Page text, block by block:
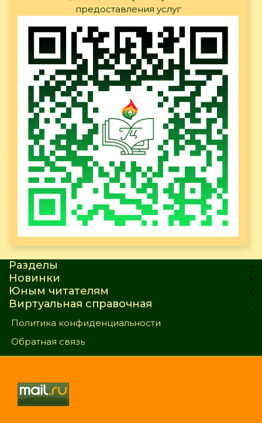
предоставления услуг
Разделы
Новинки
Юным читателям
Виртуальная справочная
Политика конфиденциальности
Обратная связь